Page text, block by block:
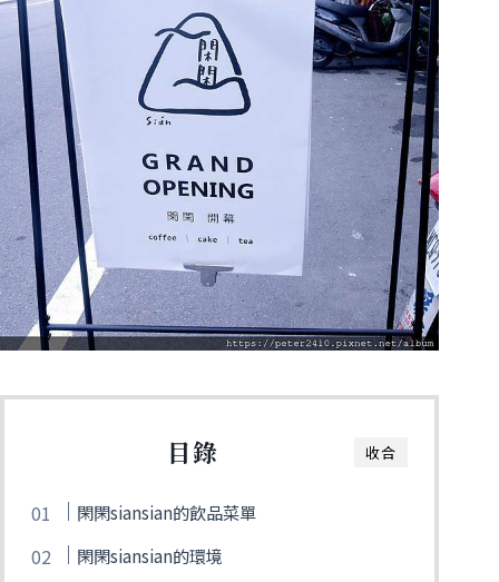
收合
目錄
閑閑siansian的飲品菜單
閑閑siansian的環境